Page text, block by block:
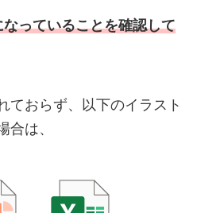
っていることを確認して
ておらず、以下のイラスト
合は、